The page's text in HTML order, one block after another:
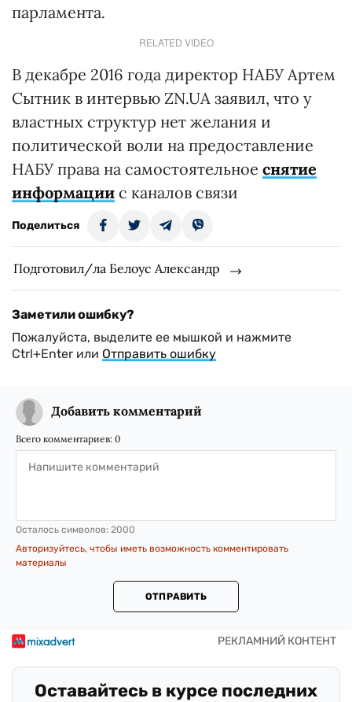
парламента.
RELATED VIDEO
В декабре 2016 года директор НАБУ Артем
Сытник в интервью ZN.UA заявил, что у
властных структур нет желания и
политической воли на предоставление
НАБУ права на самостоятельное снятие
информации с каналов связи
Поделиться
Подготовил/ла Белоус Александр
Заметили ошибку?
Пожалуйста, выделите ее мышкой и нажмите
Ctrl+Enter или Отправить ошибку
Добавить комментарий
Всего комментариев: 0
Осталось символов: 2000
Авторизуйтесь, чтобы иметь возможность комментировать
материалы
ОТПРАВИТЬ
Оставайтесь в курсе последних